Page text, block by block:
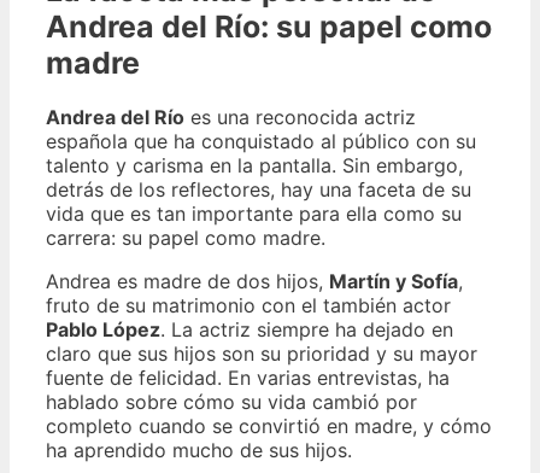
Andrea del Río: su papel como
madre
Andrea del Río es una reconocida actriz
española que ha conquistado al público con su
talento y carisma en la pantalla. Sin embargo,
detrás de los reflectores, hay una faceta de su
vida que es tan importante para ella como su
carrera: su papel como madre.
Andrea es madre de dos hijos, Martín y Sofía,
fruto de su matrimonio con el también actor
Pablo López. La actriz siempre ha dejado en
claro que sus hijos son su prioridad y su mayor
fuente de felicidad. En varias entrevistas, ha
hablado sobre cómo su vida cambió por
completo cuando se convirtió en madre, y cómo
ha aprendido mucho de sus hijos.